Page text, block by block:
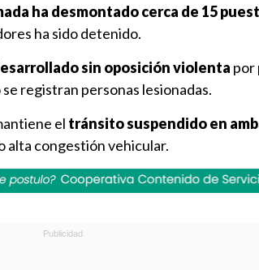
ha desmontado cerca de 15
ha sido detenido.
sin oposición violenta por
registran personas lesionadas.
el tránsito suspendido en
alta congestión vehicular.